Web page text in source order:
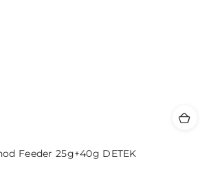
Feeder 25g+40g DETEK